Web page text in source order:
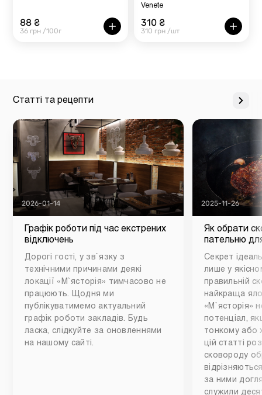
88 ₴
36 грн /100г
Venete
310 ₴
310 грн /шт
Статті та рецепти
2026-01-14
Графік роботи під час екстрених
відключень
Дорогі гості, у зв`язку з
технічними причинами деякі
локації «М`ясторія» тимчасово не
працюють. Щодня ми
публікуватимемо актуальний
графік роботи закладів. Будь
ласка, слідкуйте за оновленнями
на нашому сайті.
2025-11-26
Як обрати
пательню
Секрет
лише у
правильній
найкраща
«М`ясторія»
потенціал,
тонкому або
цій статті
сковороду
за ними
служили